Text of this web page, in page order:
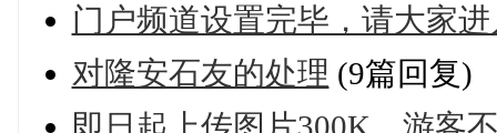
门户频道设置完毕，请大家
对隆安石友的处理 (9篇回复)